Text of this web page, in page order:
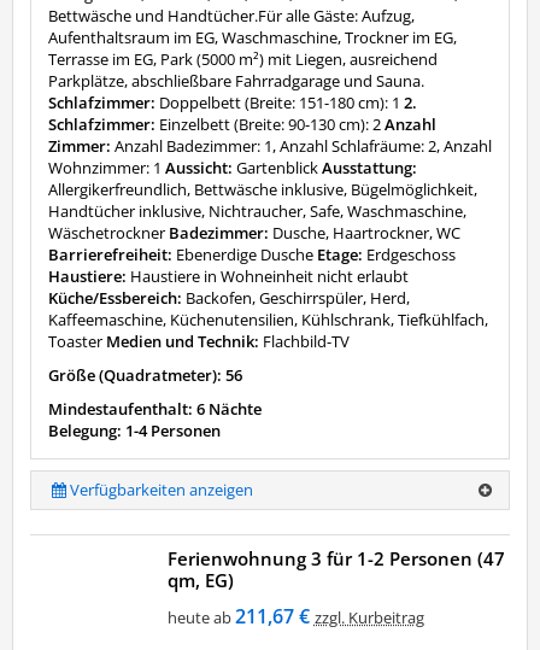
Bettwäsche und Handtücher.Für alle Gäste: Aufzug,
Aufenthaltsraum im EG, Waschmaschine, Trockner im EG,
Terrasse im EG, Park (5000 m²) mit Liegen, ausreichend
Parkplätze, abschließbare Fahrradgarage und Sauna.
Schlafzimmer: Doppelbett (Breite: 151-180 cm): 1 2.
Schlafzimmer: Einzelbett (Breite: 90-130 cm): 2Anzahl
Zimmer: Anzahl Badezimmer: 1, Anzahl Schlafräume: 2, Anzahl
Wohnzimmer: 1 Aussicht: GartenblickAusstattung:
Allergikerfreundlich, Bettwäsche inklusive, Bügelmöglichkeit,
Handtücher inklusive, Nichtraucher, Safe, Waschmaschine,
Wäschetrockner Badezimmer: Dusche, Haartrockner, WC
Barrierefreiheit: Ebenerdige Dusche Etage: Erdgeschoss
Haustiere: Haustiere in Wohneinheit nicht erlaubt
Küche/Essbereich: Backofen, Geschirrspüler, Herd,
Kaffeemaschine, Küchenutensilien, Kühlschrank, Tiefkühlfach,
Toaster Medien und Technik: Flachbild-TV
Größe (Quadratmeter): 56
Mindestaufenthalt: 6 Nächte
Belegung: 1-4 Personen
Verfügbarkeiten anzeigen
Ferienwohnung 3 für 1-2 Personen (47
qm, EG)
heute ab211,67 € zzgl. Kurbeitrag